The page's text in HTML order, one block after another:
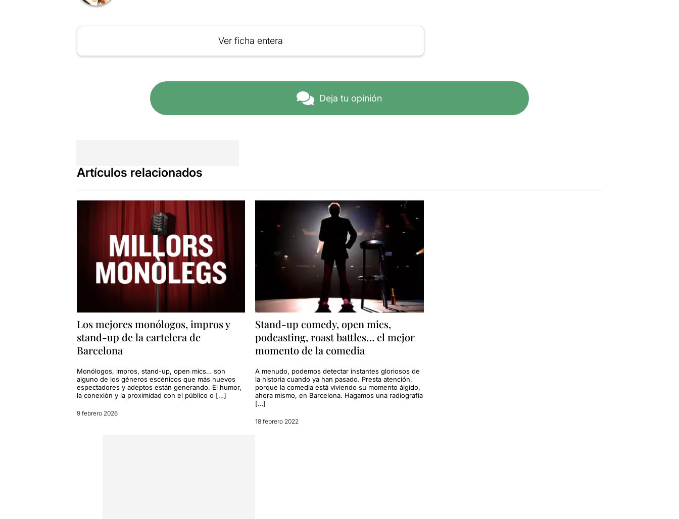
Ver ficha entera
Deja tu opinión
Artículos relacionados
Los mejores monólogos, impros y
stand-up de la cartelera de
Barcelona
Monólogos, impros, stand-up, open mics… son
alguno de los géneros escénicos que más nuevos
espectadores y adeptos están generando. El humor,
la conexión y la proximidad con el público o […]
9 febrero 2026
Stand-up comedy, open mics,
podcasting, roast battles… el mejor
momento de la comedia
A menudo, podemos detectar instantes gloriosos de
la historia cuando ya han pasado. Presta atención,
porque la comedia está viviendo su momento álgido,
ahora mismo, en Barcelona. Hagamos una radiografía
[…]
18 febrero 2022